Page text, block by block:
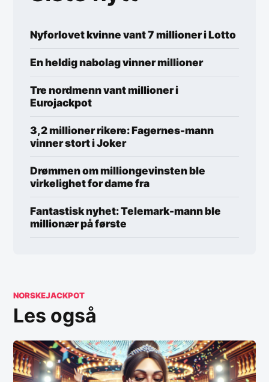
Nyforlovet kvinne vant 7 millioner i Lotto
En heldig nabolag vinner millioner
Tre nordmenn vant millioner i
Eurojackpot
3,2 millioner rikere: Fagernes-mann
vinner stort i Joker
Drømmen om milliongevinsten ble
virkelighet for dame fra
Fantastisk nyhet: Telemark-mann ble
millionær på første
NORSKEJACKPOT
Les også